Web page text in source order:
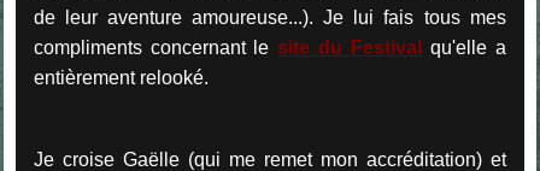
de leur aventure amoureuse...). Je lui fais tous mes
compliments concernant le site du Festival
qu'elle a
entièrement relooké.
Je croise Gaëlle (qui me remet mon accréditation) et